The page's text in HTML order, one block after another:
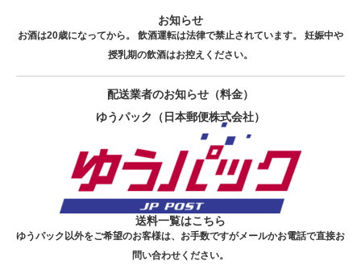
お知らせ
お酒は20歳になってから。 飲酒運転は法律で禁止されています。 妊娠中や
授乳期の飲酒はお控えください。
配送業者のお知らせ（料金）
ゆうパック（日本郵便株式会社）
送料一覧はこちら
ゆうパック以外をご希望のお客様は、お手数ですがメールかお電話で直接お
問い合わせください。